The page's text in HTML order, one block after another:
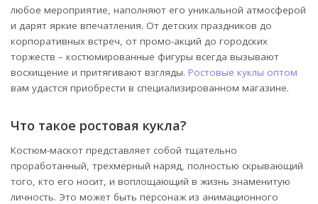
любое мероприятие, наполняют его уникальной атмосферой
и дарят яркие впечатления. От детских праздников до
корпоративных встреч, от промо-акций до городских
торжеств – костюмированные фигуры всегда вызывают
восхищение и притягивают взгляды. Ростовые куклы оптом
вам удастся приобрести в специализированном магазине.
Что такое ростовая кукла?
Костюм-маскот представляет собой тщательно
проработанный, трехмерный наряд, полностью скрывающий
того, кто его носит, и воплощающий в жизнь знаменитую
личность. Это может быть персонаж из анимационного